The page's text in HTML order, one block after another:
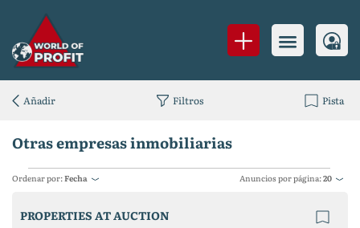
Otras empresas inmobiliarias
Ordenar por:Fecha Anuncios por página:20
PROPERTIES AT AUCTION
Añadir Filtros Pista